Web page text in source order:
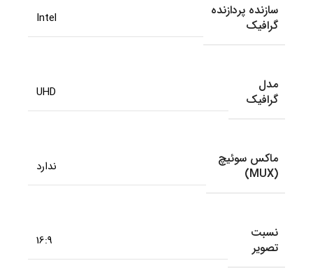
سازنده پردازنده
گرافیک
Intel
مدل
گرافیک
UHD
ماکس سوئیچ
(MUX)
ندارد
نسبت
تصویر
16:9